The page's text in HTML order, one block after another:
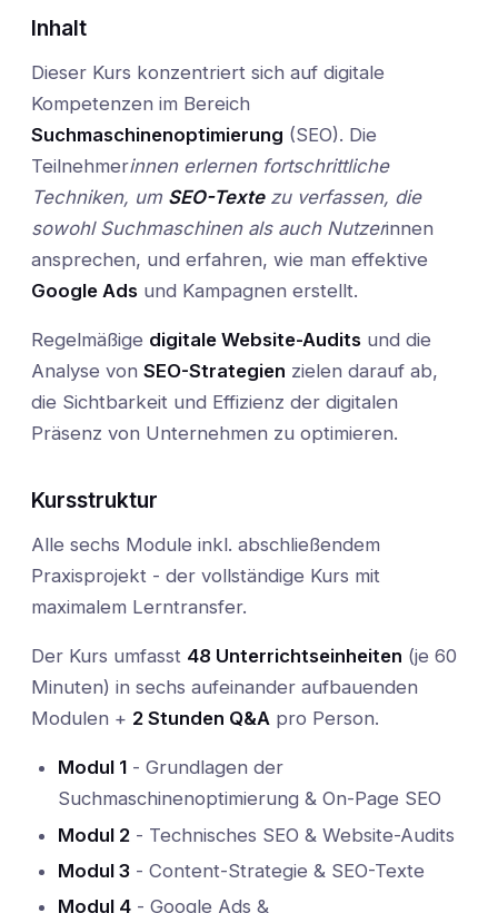
Inhalt
Dieser Kurs konzentriert sich auf digitale
Kompetenzen im Bereich
Suchmaschinenoptimierung (SEO). Die
Teilnehmerinnen erlernen fortschrittliche
Techniken, um SEO-Textezu verfassen, die
sowohl Suchmaschinen als auch Nutzerinnen
ansprechen, und erfahren, wie man effektive
Google Ads und Kampagnen erstellt.
Regelmäßige digitale Website-Audits und die
Analyse von SEO-Strategien zielen darauf ab,
die Sichtbarkeit und Effizienz der digitalen
Präsenz von Unternehmen zu optimieren.
Kursstruktur
Alle sechs Module inkl. abschließendem
Praxisprojekt - der vollständige Kurs mit
maximalem Lerntransfer.
Der Kurs umfasst 48 Unterrichtseinheiten (je 60
Minuten) in sechs aufeinander aufbauenden
Modulen + 2 Stunden Q&A pro Person.
Modul 1 - Grundlagen der
Suchmaschinenoptimierung & On-Page SEO
Modul 2 - Technisches SEO & Website-Audits
Modul 3 - Content-Strategie & SEO-Texte
Modul 4 - Google Ads &